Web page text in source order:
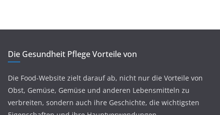
Die Gesundheit Pflege Vorteile von
Die Food-Website zielt darauf ab, nicht nur die Vorteile von
Obst, Gemüse, Gemüse und anderen Lebensmitteln zu
verbreiten, sondern auch ihre Geschichte, die wichtigsten